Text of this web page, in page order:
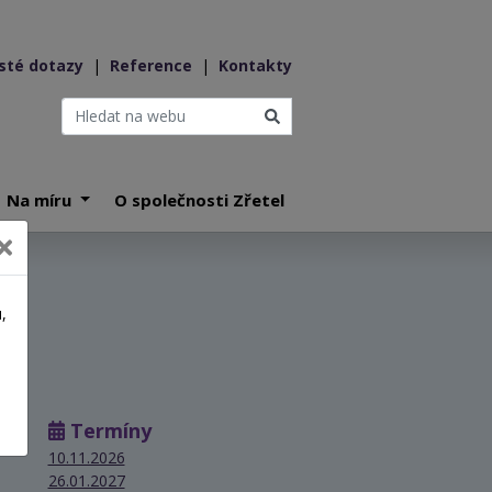
dotazy | Reference | Kontakty
Na míru O společnosti Zřetel
Termíny
10.11.2026
26.01.2027